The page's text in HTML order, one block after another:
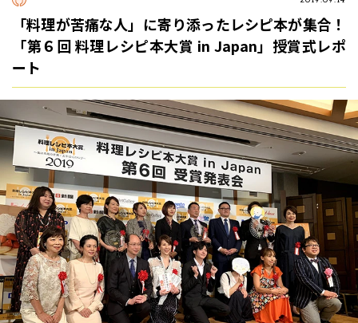
「料理が苦痛な人」に寄り添ったレシピ本が集合！
「第６回 料理レシピ本大賞 in Japan」授賞式レポ
ート